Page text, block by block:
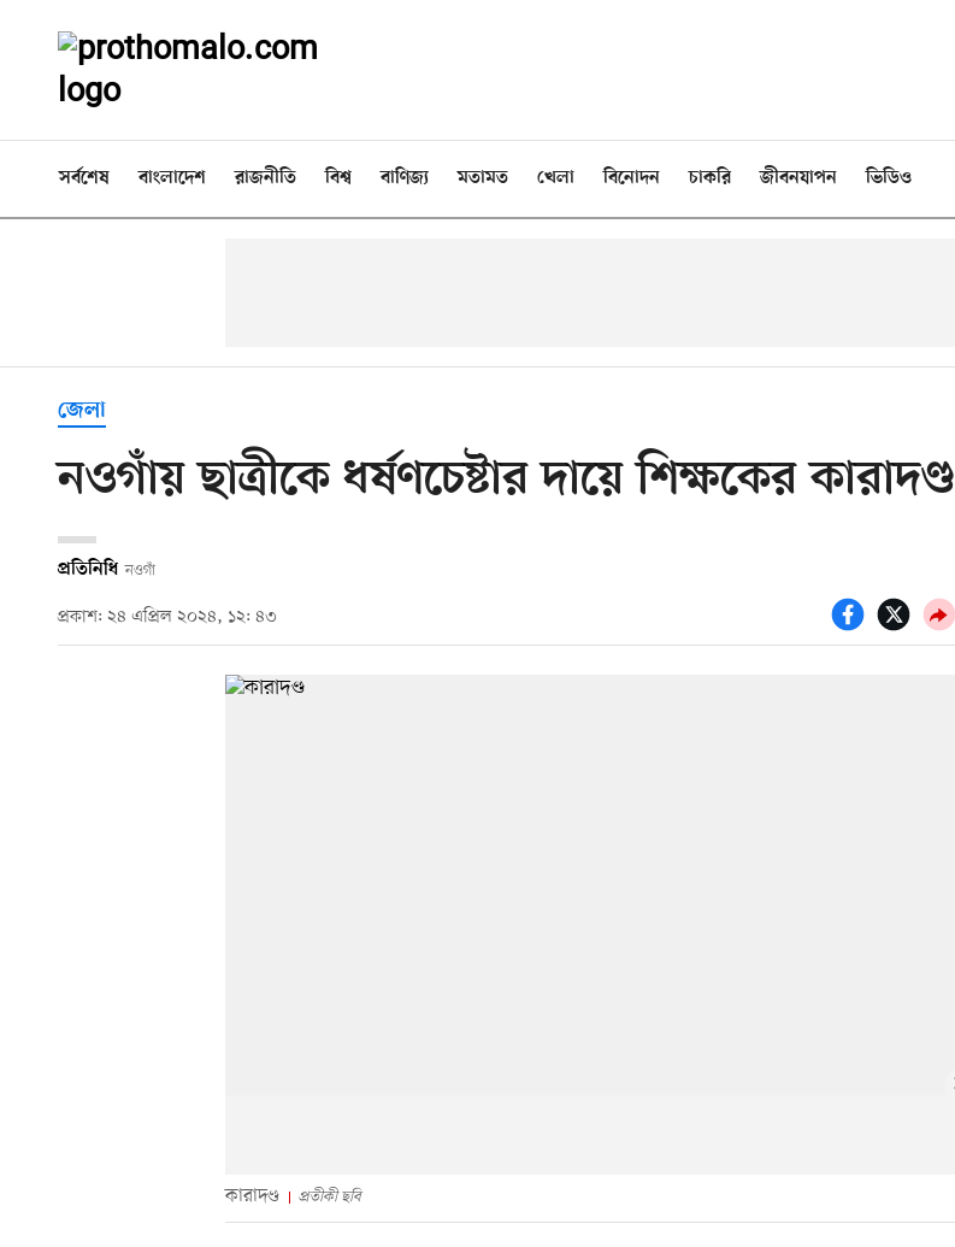
সর্বশেষ বাংলাদেশ রাজনীতি বিশ্ব বাণিজ্য মতামত খেলা বিনোদন চাকরি জীবনযাপন ভিডিও
জেলা
নওগাঁয় ছাত্রীকে ধর্ষণচেষ্টার দায়ে শিক্ষকের কারাদণ্ড
প্রতিনিধি নওগাঁ
প্রকাশ: ২৪ এপ্রিল ২০২৪, ১২: ৪৩
কারাদণ্ড প্রতীকী ছবি